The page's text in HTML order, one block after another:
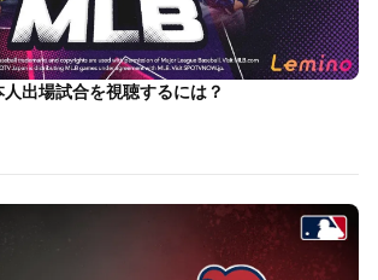
出場試合を視聴するには？